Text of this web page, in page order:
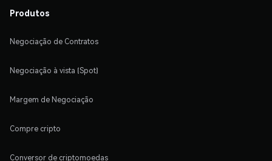
Produtos
Negociação de Contratos
Negociação à vista (Spot)
Margem de Negociação
Compre cripto
Conversor de criptomoedas